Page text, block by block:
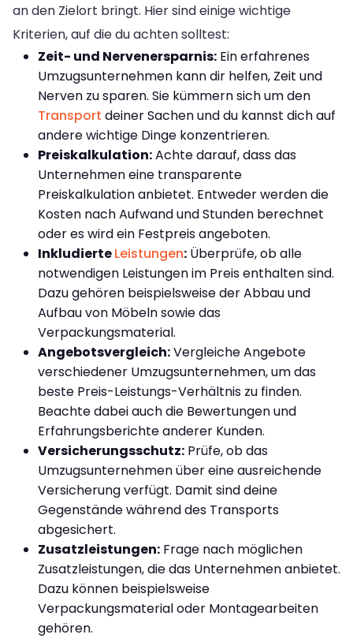
an den Zielort bringt. Hier sind einige wichtige
Kriterien, auf die du achten solltest:
Zeit- und Nervenersparnis: Ein erfahrenes
Umzugsunternehmen kann dir helfen, Zeit und
Nerven zu sparen. Sie kümmern sich um den
Transport deiner Sachen und du kannst dich auf
andere wichtige Dinge konzentrieren.
Preiskalkulation:Achte darauf, dass das
Unternehmen eine transparente
Preiskalkulation anbietet. Entweder werden die
Kosten nach Aufwand und Stunden berechnet
oder es wird ein Festpreis angeboten.
InkludierteLeistungen: Überprüfe, ob alle
notwendigen Leistungen im Preis enthalten sind.
Dazu gehören beispielsweise der Abbau und
Aufbau von Möbeln sowie das
Verpackungsmaterial.
Angebotsvergleich:Vergleiche Angebote
verschiedener Umzugsunternehmen, um das
beste Preis-Leistungs-Verhältnis zu finden.
Beachte dabei auch die Bewertungen und
Erfahrungsberichte anderer Kunden.
Versicherungsschutz: Prüfe, ob das
Umzugsunternehmen über eine ausreichende
Versicherung verfügt. Damit sind deine
Gegenstände während des Transports
abgesichert.
Zusatzleistungen: Frage nach möglichen
Zusatzleistungen, die das Unternehmen anbietet.
Dazu können beispielsweise
Verpackungsmaterial oder Montagearbeiten
gehören.